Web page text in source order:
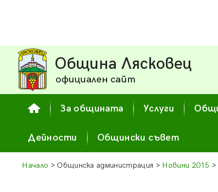
Община Лясковец
официален сайт
За общината Услуги
Дейности Общински съвет
Начало > Общинска администрация > Новини 2015